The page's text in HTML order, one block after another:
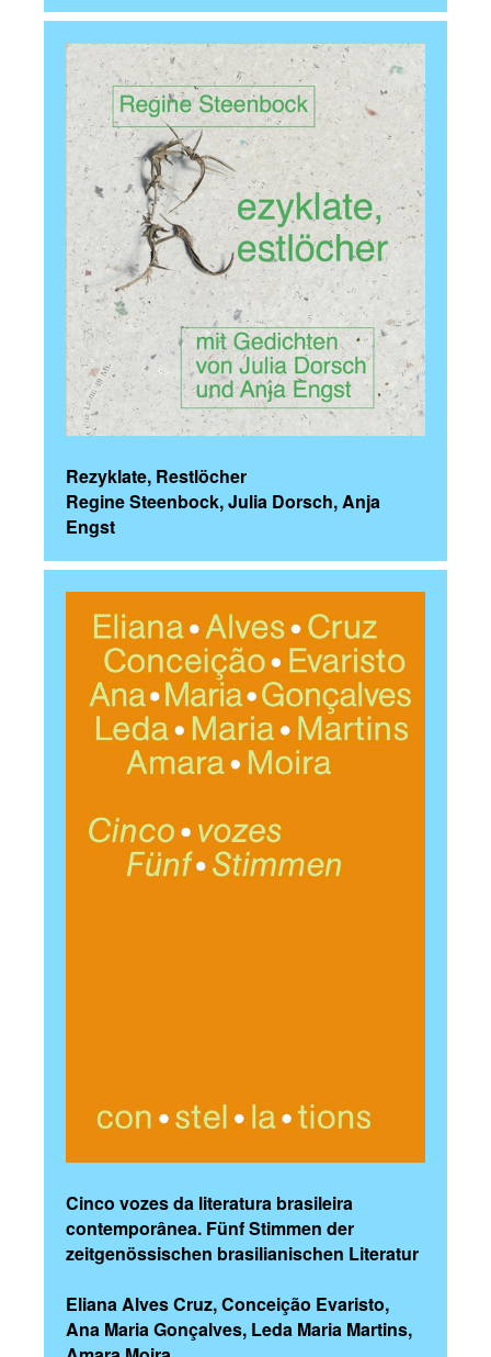
Rezyklate, Restlöcher
Regine Steenbock, Julia Dorsch, Anja
Engst
Cinco vozes da literatura brasileira
contemporânea. Fünf Stimmen der
zeitgenössischen brasilianischen Literatur
Eliana Alves Cruz, Conceição Evaristo,
Ana Maria Gonçalves, Leda Maria Martins,